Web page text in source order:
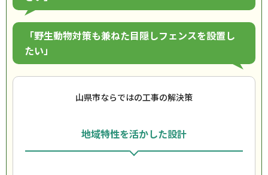
「野生動物対策も兼ねた目隠しフェンスを設置し
たい」
山県市ならではの工事の解決策
地域特性を活かした設計